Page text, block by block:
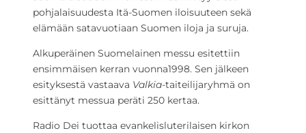
pohjalaisuudesta Itä-Suomen iloisuuteen sekä
elämään satavuotiaan Suomen iloja ja suruja.
Alkuperäinen Suomelainen messu esitettiin
ensimmäisen kerran vuonna1998. Sen jälkeen
esityksestä vastaava Valkia-taiteilijaryhmä on
esittänyt messua peräti 250 kertaa.
Radio Dei tuottaa evankelisluterilaisen kirkon